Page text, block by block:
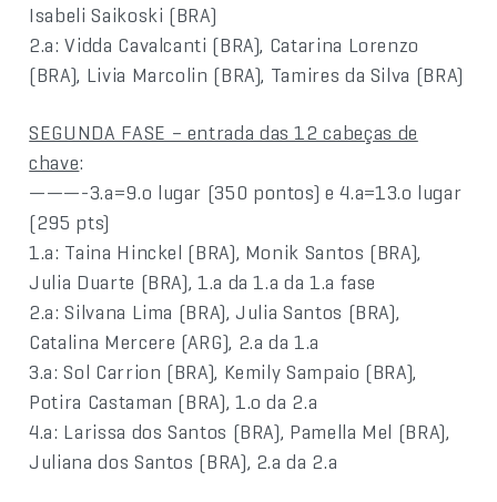
Isabeli Saikoski (BRA)
2.a: Vidda Cavalcanti (BRA), Catarina Lorenzo
(BRA), Livia Marcolin (BRA), Tamires da Silva (BRA)
SEGUNDA FASE – entrada das 12 cabeças de
chave:
———-3.a=9.o lugar (350 pontos) e 4.a=13.o lugar
(295 pts)
1.a: Taina Hinckel (BRA), Monik Santos (BRA),
Julia Duarte (BRA), 1.a da 1.a da 1.a fase
2.a: Silvana Lima (BRA), Julia Santos (BRA),
Catalina Mercere (ARG), 2.a da 1.a
3.a: Sol Carrion (BRA), Kemily Sampaio (BRA),
Potira Castaman (BRA), 1.o da 2.a
4.a: Larissa dos Santos (BRA), Pamella Mel (BRA),
Juliana dos Santos (BRA), 2.a da 2.a